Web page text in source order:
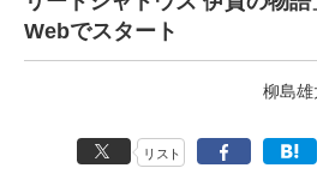
Webでスタート
柳島雄
リスト